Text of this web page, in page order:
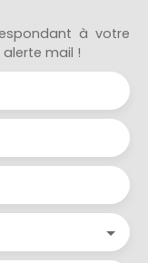
à votre
mail !